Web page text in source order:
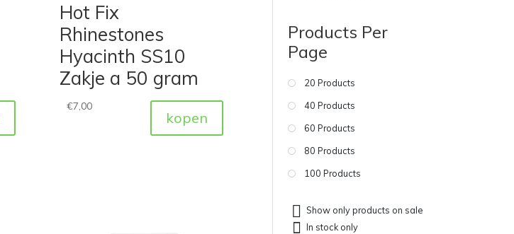
Hot Fix
Rhinestones
Hyacinth SS10
Zakje a 50 gram
€7,00
kopen
Products Per
Page
20 Products
40 Products
60 Products
80 Products
100 Products
Show only products on sale
In stock only